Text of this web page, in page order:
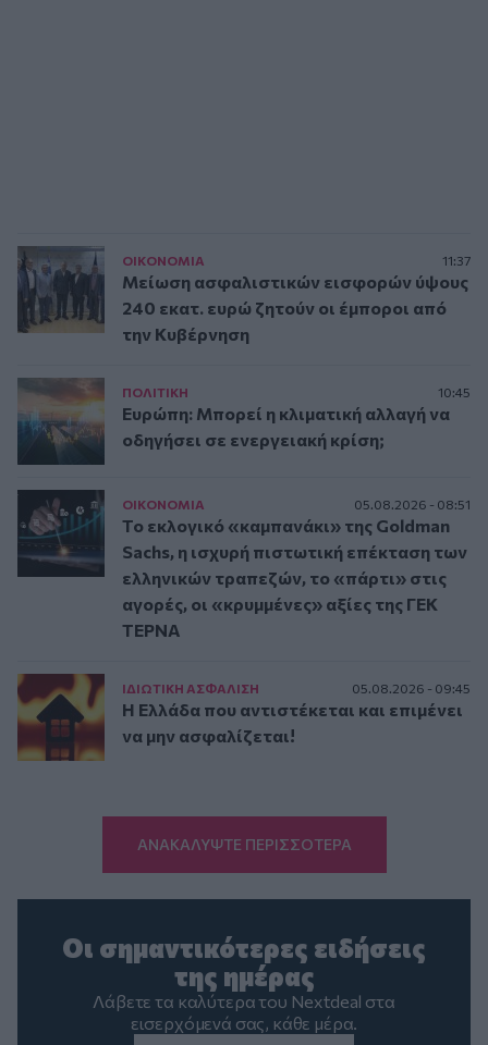
ΟΙΚΟΝΟΜΙΑ 11:37
Μείωση ασφαλιστικών εισφορών ύψους
240 εκατ. ευρώ ζητούν οι έμποροι από
την Κυβέρνηση
ΠΟΛΙΤΙΚΗ 10:45
Ευρώπη: Μπορεί η κλιματική αλλαγή να
οδηγήσει σε ενεργειακή κρίση;
ΟΙΚΟΝΟΜΙΑ 05.08.2026 - 08:51
Το εκλογικό «καμπανάκι» της Goldman
Sachs, η ισχυρή πιστωτική επέκταση των
ελληνικών τραπεζών, το «πάρτι» στις
αγορές, οι «κρυμμένες» αξίες της ΓΕΚ
ΤΕΡΝΑ
ΙΔΙΩΤΙΚΗ ΑΣΦAΛΙΣΗ 05.08.2026 - 09:45
Η Ελλάδα που αντιστέκεται και επιμένει
να μην ασφαλίζεται!
ΑΝΑΚΑΛΥΨΤΕ ΠΕΡΙΣΣΟΤΕΡΑ
Οι σημαντικότερες ειδήσεις
της ημέρας
Λάβετε τα καλύτερα του Nextdeal στα
εισερχόμενά σας, κάθε μέρα.